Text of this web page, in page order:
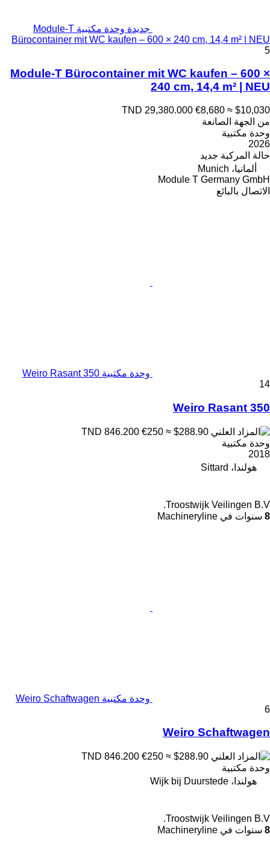
جديدة وحدة مكتبية Module-T
Bürocontainer mit WC kaufen – 600 × 240 cm, 14,4 m² | NEU
5
Module-T Bürocontainer mit WC kaufen – 600 ×
240 cm, 14,4 m² | NEU
TND 29,380.000 €8,680 ≈ $10,030
من الجهة الصانعة
وحدة مكتبية
2026
حالة المركبة جديد
ألمانيا، Munich
Module T Germany GmbH
الاتصال بالبائع
وحدة مكتبية Weiro Rasant 350
14
Weiro Rasant 350
€250 ≈ $288.90
وحدة مكتبية
2018
هولندا، Sittard
Troostwijk Veilingen B.V.
8 سنوات في Machineryline
وحدة مكتبية Weiro Schaftwagen
6
Weiro Schaftwagen
€250 ≈ $288.90
وحدة مكتبية
هولندا، Wijk bij Duurstede
Troostwijk Veilingen B.V.
8 سنوات في Machineryline